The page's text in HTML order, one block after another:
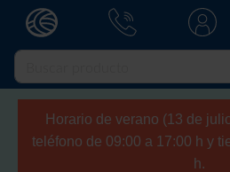
Horario de verano (13 de
teléfono de 09:00 a 17:00 h y
h.